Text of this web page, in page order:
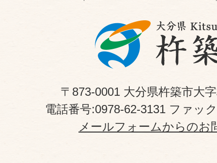
〒873-0001 大分県杵築市大
電話番号:0978-62-3131 ファッ
メールフォームからのお